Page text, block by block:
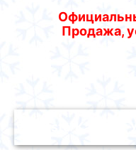
Продажа,